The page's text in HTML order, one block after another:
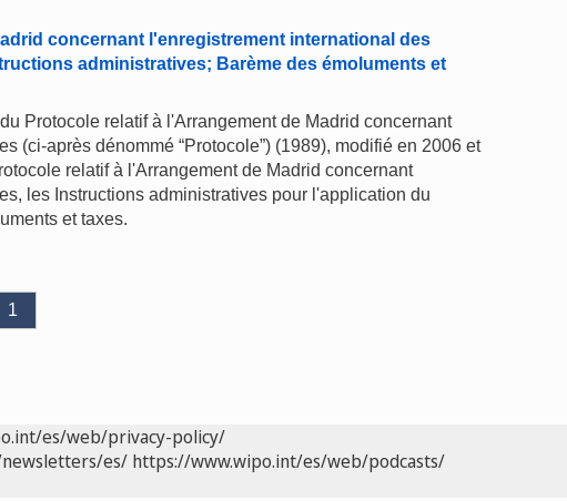
concernant l'enregistrement international des
administratives; Barème des émoluments et
Protocole relatif à l'Arrangement de Madrid concernant
(ci-après dénommé “Protocole”) (1989), modifié en 2006 et
relatif à l'Arrangement de Madrid concernant
les Instructions administratives pour l'application du
et taxes.
1
es/web/privacy-policy/
es/ https://www.wipo.int/es/web/podcasts/